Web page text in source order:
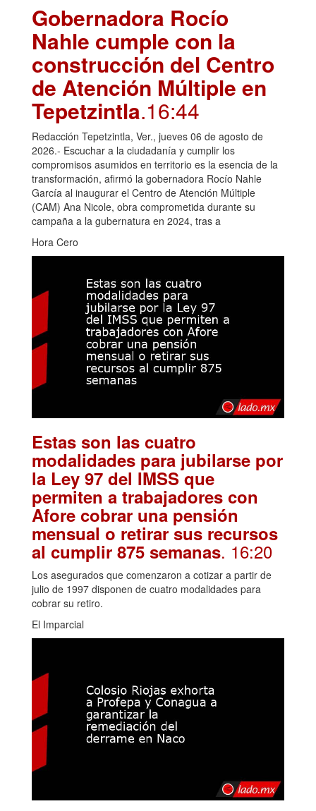
Gobernadora Rocío
Nahle cumple con la
construcción del Centro
de Atención Múltiple en
Tepetzintla.16:44
Redacción Tepetzintla, Ver., jueves 06 de agosto de
2026.- Escuchar a la ciudadanía y cumplir los
compromisos asumidos en territorio es la esencia de la
transformación, afirmó la gobernadora Rocío Nahle
García al inaugurar el Centro de Atención Múltiple
(CAM) Ana Nicole, obra comprometida durante su
campaña a la gubernatura en 2024, tras a
Hora Cero
Estas son las cuatro
modalidades para jubilarse por
la Ley 97 del IMSS que
permiten a trabajadores con
Afore cobrar una pensión
mensual o retirar sus recursos
al cumplir 875 semanas. 16:20
Los asegurados que comenzaron a cotizar a partir de
julio de 1997 disponen de cuatro modalidades para
cobrar su retiro.
El Imparcial